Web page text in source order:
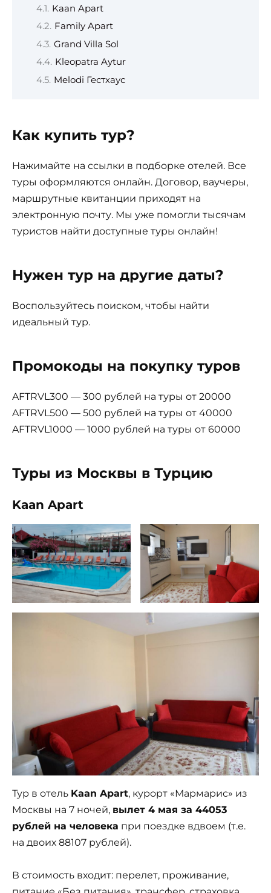
Kaan Apart
Family Apart
Grand Villa Sol
Kleopatra Aytur
Melodi Гестхаус
Как купить тур?
Нажимайте на ссылки в подборке отелей. Все
туры оформляются онлайн. Договор, ваучеры,
маршрутные квитанции приходят на
электронную почту. Мы уже помогли тысячам
туристов найти доступные туры онлайн!
Нужен тур на другие даты?
Воспользуйтесь поиском, чтобы найти
идеальный тур.
Промокоды на покупку туров
AFTRVL300 — 300 рублей на туры от 20000
AFTRVL500 — 500 рублей на туры от 40000
AFTRVL1000 — 1000 рублей на туры от 60000
Туры из Москвы в Турцию
Kaan Apart
Тур в отель Kaan Apart, курорт «Мармарис» из
Москвы на 7 ночей, вылет 4 мая за 44053
рублей на человека при поездке вдвоем (т.е.
на двоих 88107 рублей).
В стоимость входит: перелет, проживание,